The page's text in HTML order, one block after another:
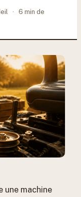
·
6 min de
une machine